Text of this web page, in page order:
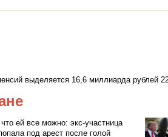
выделяется 16,6 миллиарда рублей
ей все можно: экс-участница
под арест после голой